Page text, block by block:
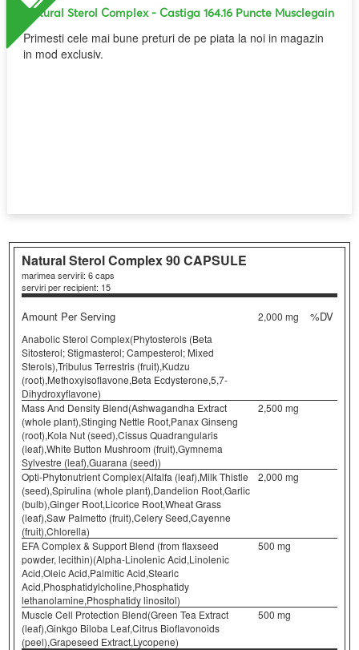
Natural Sterol Complex- Castiga 164.16 Puncte Musclegain
Primesti cele mai bune preturi de pe piata la noi in magazin
in mod exclusiv.
Natural Sterol Complex90 CAPSULE
marimea servirii: 6 caps
serviri per recipient: 15
Amount Per Serving %DV
Anabolic Sterol Complex(Phytosterols (Beta
Sitosterol; Stigmasterol; Campesterol; Mixed
Sterols),Tribulus Terrestris (fruit),Kudzu
(root),Methoxyisoflavone,Beta Ecdysterone,5,7-
Dihydroxyflavone)
2,000 mg
Mass And Density Blend(Ashwagandha Extract
(whole plant),Stinging Nettle Root,Panax Ginseng
(root),Kola Nut (seed),Cissus Quadrangularis
(leaf),White Button Mushroom (fruit),Gymnema
Sylvestre (leaf),Guarana (seed))
2,500 mg
Opti-Phytonutrient Complex(Alfalfa (leaf),Milk Thistle
(seed),Spirulina (whole plant),Dandelion Root,Garlic
(bulb),Ginger Root,Licorice Root,Wheat Grass
(leaf),Saw Palmetto (fruit),Celery Seed,Cayenne
(fruit),Chlorella)
2,000 mg
EFA Complex & Support Blend (from flaxseed
powder, lecithin)(Alpha-Linolenic Acid,Linolenic
Acid,Oleic Acid,Palmitic Acid,Stearic
Acid,Phosphatidylcholine,Phosphatidy
lethanolamine,Phosphatidy linositol)
500 mg
Muscle Cell Protection Blend(Green Tea Extract
(leaf),Ginkgo Biloba Leaf,Citrus Bioflavonoids
(peel),Grapeseed Extract,Lycopene)
500 mg